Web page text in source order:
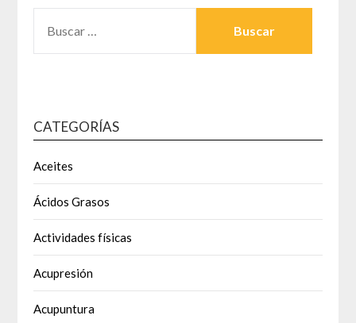
CATEGORÍAS
Aceites
Ácidos Grasos
Actividades físicas
Acupresión
Acupuntura